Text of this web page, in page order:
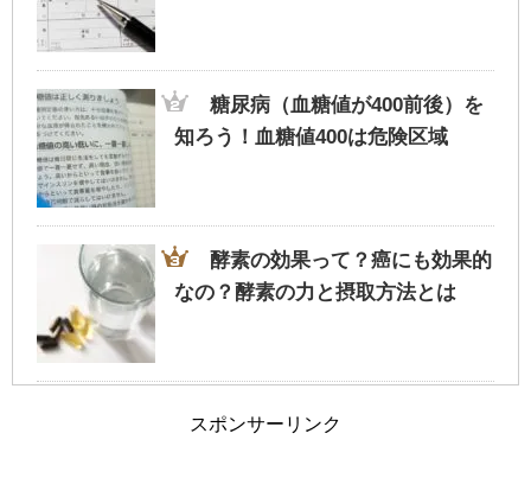
旦那が家事にうるさい！夫婦円満に過ごす
為のポイントとは？
夫婦の旅行に車中泊という選択も！？ホテ
ルではない非日常
糖尿病（血糖値が400前後）を
知ろう！血糖値400は危険区域
酵素の効果って？癌にも効果的
なの？酵素の力と摂取方法とは
会社の先輩の正しい呼び方～気
スポンサーリンク